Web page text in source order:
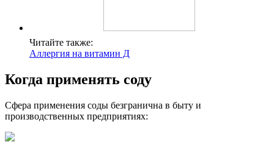
Читайте также:
Аллергия на витамин Д
Когда применять соду
Сфера применения соды безгранична в быту и
производственных предприятиях: